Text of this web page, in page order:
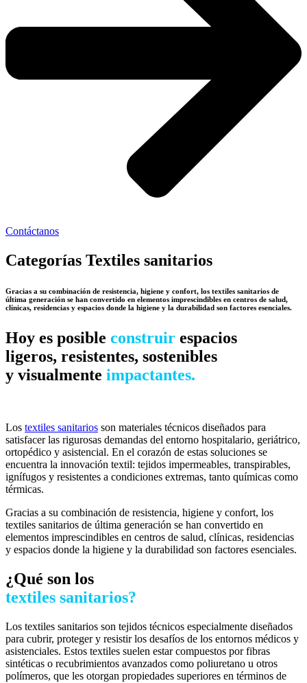
Contáctanos
Categorías Textiles sanitarios
Gracias a su combinación de resistencia, higiene y confort, los textiles sanitarios de
última generación se han convertido en elementos imprescindibles en centros de salud,
clínicas, residencias y espacios donde la higiene y la durabilidad son factores esenciales.
Hoy es posible construir espacios
ligeros, resistentes, sostenibles
y visualmente impactantes.
Los textiles sanitarios son materiales técnicos diseñados para
satisfacer las rigurosas demandas del entorno hospitalario, geriátrico,
ortopédico y asistencial. En el corazón de estas soluciones se
encuentra la innovación textil: tejidos impermeables, transpirables,
ignífugos y resistentes a condiciones extremas, tanto químicas como
térmicas.
Gracias a su combinación de resistencia, higiene y confort, los
textiles sanitarios de última generación se han convertido en
elementos imprescindibles en centros de salud, clínicas, residencias
y espacios donde la higiene y la durabilidad son factores esenciales.
¿Qué son los
textiles sanitarios?
Los textiles sanitarios son tejidos técnicos especialmente diseñados
para cubrir, proteger y resistir los desafíos de los entornos médicos y
asistenciales. Estos textiles suelen estar compuestos por fibras
sintéticas o recubrimientos avanzados como poliuretano u otros
polímeros, que les otorgan propiedades superiores en términos de